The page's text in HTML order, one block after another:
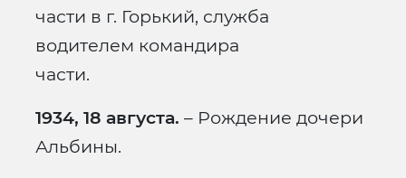
части в г. Горький, служба
водителем командира
части.
1934, 18 августа. – Рождение дочери
Альбины.